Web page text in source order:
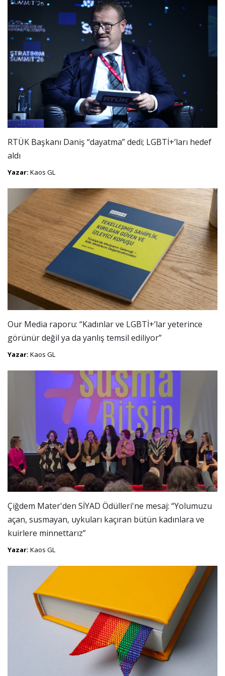
RTÜK Başkanı Daniş “dayatma” dedi; LGBTİ+’ları hedef
aldı
Yazar: Kaos GL
Our Media raporu: “Kadınlar ve LGBTİ+’lar yeterince
görünür değil ya da yanlış temsil ediliyor”
Yazar: Kaos GL
Çiğdem Mater'den SİYAD Ödülleri'ne mesaj: “Yolumuzu
açan, susmayan, uykuları kaçıran bütün kadınlara ve
kuirlere minnettarız”
Yazar: Kaos GL